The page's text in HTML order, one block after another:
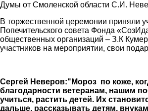
Думы от Смоленской области С.И.
В торжественной церемонии приняли
Попечительского совета Фонда
общественных организаций – З.К
участников на мероприятии, свои
Сергей Неверов:" Мороз по коже,
благодарности ветеранам, нашим
учиться, растить детей. Их
дальше, рассказывать детям,